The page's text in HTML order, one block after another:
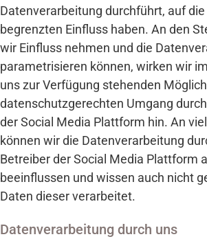
Datenverarbeitung durchführt, auf
begrenzten Einfluss haben. An den
wir Einfluss nehmen und die
parametrisieren können, wirken wir
uns zur Verfügung stehenden
datenschutzgerechten Umgang
der Social Media Plattform hin. An
können wir die Datenverarbeitung
Betreiber der Social Media Plattform
beeinflussen und wissen auch nicht
Daten dieser verarbeitet.
Datenverarbeitung durch uns